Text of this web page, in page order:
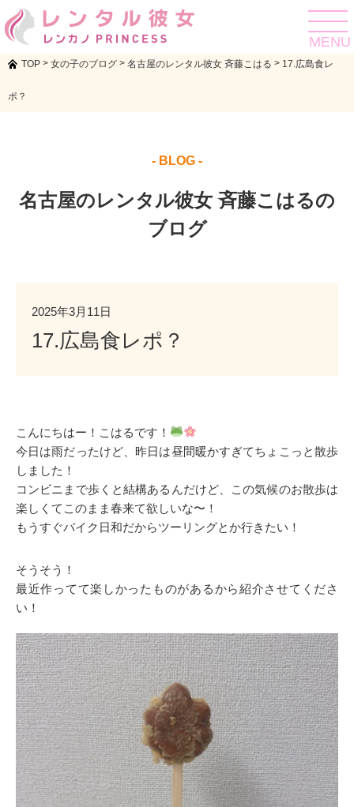
toggle
MENU
TOP > 女の子のブログ > 名古屋のレンタル彼女 斉藤こはる > 17.広島食レ
ポ？
- BLOG -
名古屋のレンタル彼女 斉藤こはるの
ブログ
2025年3月11日
17.広島食レポ？
こんにちはー！こはるです！
今日は雨だったけど、昨日は昼間暖かすぎてちょこっと散歩
しました！
コンビニまで歩くと結構あるんだけど、この気候のお散歩は
楽しくてこのまま春来て欲しいな〜！
もうすぐバイク日和だからツーリングとか行きたい！
そうそう！
最近作ってて楽しかったものがあるから紹介させてくださ
い！